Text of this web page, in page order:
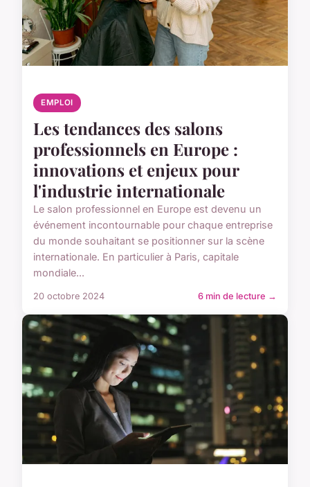
EMPLOI
Les tendances des salons
professionnels en Europe :
innovations et enjeux pour
l'industrie internationale
Le salon professionnel en Europe est devenu un
événement incontournable pour chaque entreprise
du monde souhaitant se positionner sur la scène
internationale. En particulier à Paris, capitale
mondiale...
20 octobre 2024 6 min de lecture →